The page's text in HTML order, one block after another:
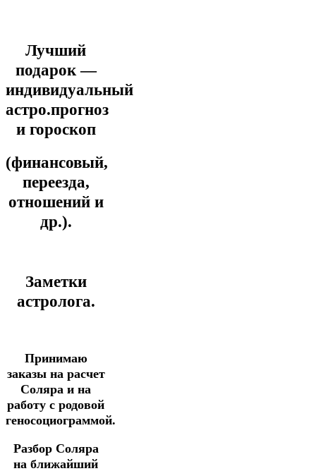
Лучший
подарок —
индивидуальный
астро.прогноз
и гороскоп
(финансовый,
переезда,
отношений и
др.).
Заметки
астролога.
Принимаю
заказы на расчет
Соляра и на
работу с родовой
геносоциограммой.
Разбор Соляра
на ближайший